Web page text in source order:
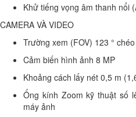
Khử tiếng vọng âm thanh nổi
CAMERA VÀ VIDEO
Trường xem (FOV) 123 °
Cảm biến hình ảnh 8 MP
Khoảng cách lấy nét 0,5 m
Ống kính Zoom kỹ thuật số
máy ảnh